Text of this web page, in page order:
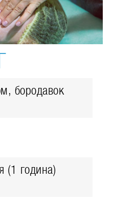
бородавок
(1 година)